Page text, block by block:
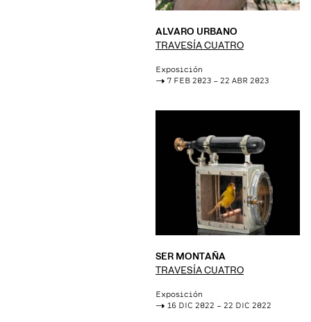
ALVARO URBANO
TRAVESÍA CUATRO
Exposición
-> 7 FEB 2023 – 22 ABR 2023
SER MONTAÑA
TRAVESÍA CUATRO
Exposición
-> 16 DIC 2022 – 22 DIC 2022